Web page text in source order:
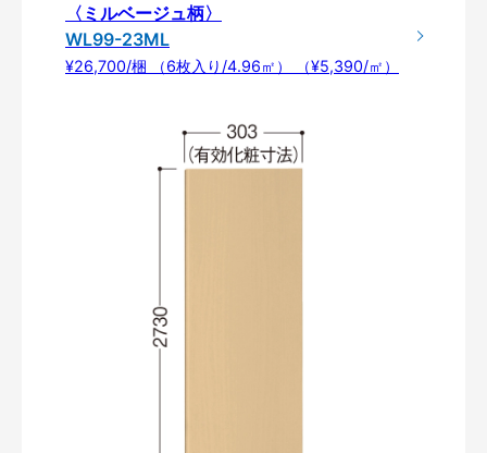
〈ミルベージュ柄〉
WL99-23ML
¥26,700/梱 （6枚入り/4.96㎡） （¥5,390/㎡）